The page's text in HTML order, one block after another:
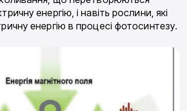
енергію, і навіть рослини, які
енергію в процесі фотосинтезу.